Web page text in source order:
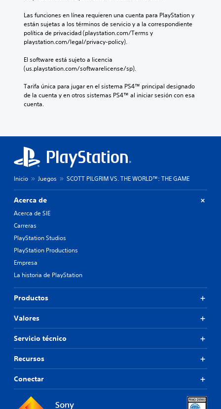
Las funciones en línea requieren una cuenta para PlayStation y
están sujetas a los términos de servicio y a la correspondiente
política de privacidad (playstation.com/Terms y
playstation.com/legal/privacy-policy).
El software está sujeto a licencia
(us.playstation.com/softwarelicense/sp).
Tarifa única para jugar en el sistema PS4™ principal designado
de la cuenta y en otros sistemas PS4™ al iniciar sesión con esa
cuenta.
Inicio Juegos SCOTT PILGRIM VS. THE WORLD™: THE GAME
Acerca de
Acerca de SIE
Carreras
PlayStation Studios
PlayStation Productions
Empresa
La historia de PlayStation
Productos
Valores
Servicio técnico
Recursos
Conectar